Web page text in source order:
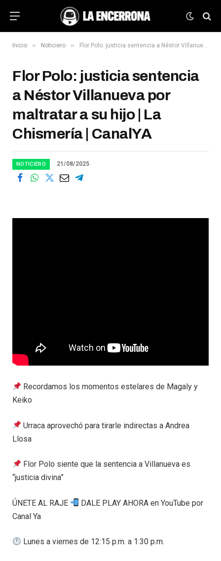
Inicio » Noticiero » Flor Polo: justicia sentencia a Néstor Villanueva por maltratar a su hijo | La Chismería | CanalYA
Flor Polo: justicia sentencia
a Néstor Villanueva por
maltratar a su hijo | La
Chismería | CanalYA
NOTICIERO 21/08/2025
Recordamos los momentos estelares de Magaly y
Keiko
Urraca aprovechó para tirarle indirectas a Andrea
Llosa
Flor Polo siente que la sentencia a Villanueva es
“justicia divina”
ÚNETE AL RAJE
DALE PLAY AHORA en YouTube por
Canal Ya
Lunes a viernes de 12:15 p.m. a 1:30 p.m.